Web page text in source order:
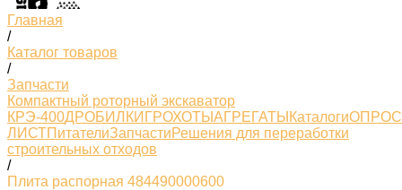
Главная
/
Каталог товаров
/
Запчасти
Компактный роторный экскаватор
КРЭ-400ДРОБИЛКИ ГРОХОТЫ АГРЕГАТЫ Каталоги
ЛИСТПитателиЗапчастиРешения для переработки
строительных отходов
/
Плита распорная 484490000600